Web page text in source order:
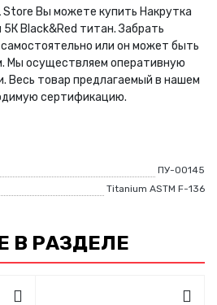
Store Вы можете купить Накрутка
Black&Red титан. Забрать
или он может быть
Мы осуществляем оперативную
Весь товар предлагаемый в нашем
сертификацию.
ПУ-00145
Titanium ASTM F-136
В РАЗДЕЛЕ